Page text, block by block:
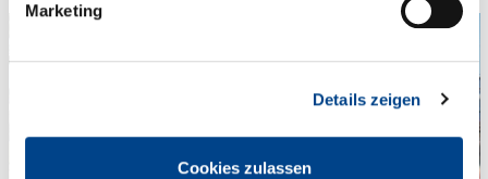
Marketing
Details zeigen
Cookies zulassen